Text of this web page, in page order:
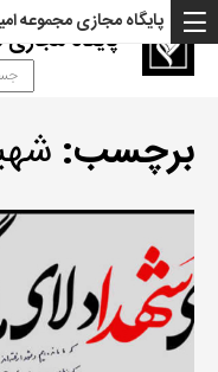
پایگاه
پایگاه مجازی مجموعه
برچسب: